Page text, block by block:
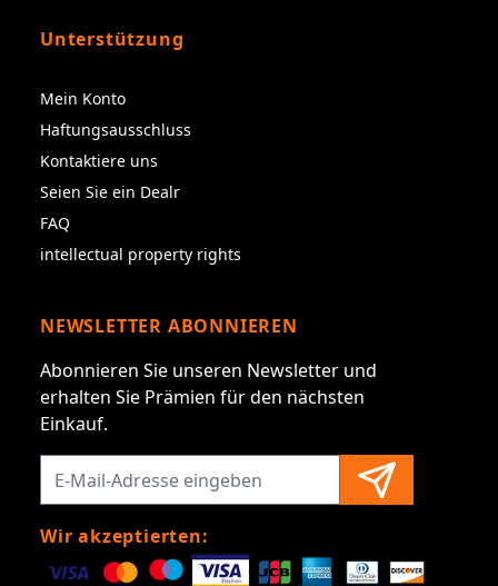
Unterstützung
Mein Konto
Haftungsausschluss
Kontaktiere uns
Seien Sie ein Dealr
FAQ
intellectual property rights
NEWSLETTER ABONNIEREN
Abonnieren Sie unseren Newsletter und
erhalten Sie Prämien für den nächsten
Einkauf.
Wir akzeptierten: